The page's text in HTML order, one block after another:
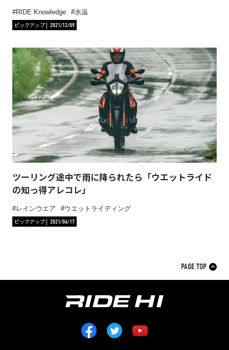
RIDE Knowledge
水温
ピックアップ
2021/12/09
ツーリング途中で雨に降られたら「ウエットライド
の知っ得アレコレ」
レインウエア
ウエットライディング
ピックアップ
2021/06/17
PAGE TOP